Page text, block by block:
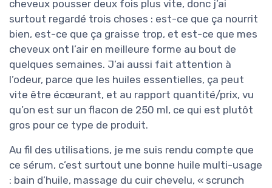
cheveux pousser deux fois plus vite, donc j’ai
surtout regardé trois choses : est-ce que ça nourrit
bien, est-ce que ça graisse trop, et est-ce que mes
cheveux ont l’air en meilleure forme au bout de
quelques semaines. J’ai aussi fait attention à
l’odeur, parce que les huiles essentielles, ça peut
vite être écœurant, et au rapport quantité/prix, vu
qu’on est sur un flacon de 250 ml, ce qui est plutôt
gros pour ce type de produit.
Au fil des utilisations, je me suis rendu compte que
ce sérum, c’est surtout une bonne huile multi-usage
: bain d’huile, massage du cuir chevelu, « scrunch